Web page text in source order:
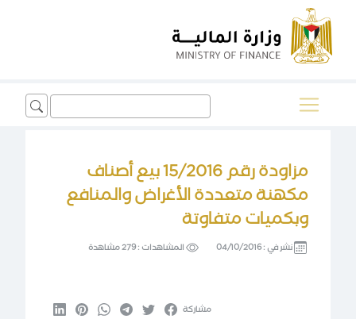
Search
for:
مزاودة رقم 15/2016 بيع أصناف
مكهنة متعددة الأغراض والمنافع
وبكميات متفاوتة
نشر في :04/10/2016 المشاهدات :279 مشاهدة
مشاركة